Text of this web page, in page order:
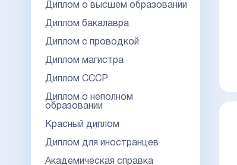
Диплом о высшем образовании
Диплом бакалавра
Диплом с проводкой
Диплом магистра
Диплом СССР
Диплом о неполном
образовании
Красный диплом
Диплом для иностранцев
Академическая справка